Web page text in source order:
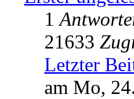
1
21633
Letzter
am Mo,